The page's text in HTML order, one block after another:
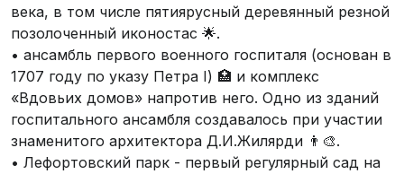
века, в том числе пятиярусный деревянный резной
позолоченный иконостас 🌟.
• ансамбль первого военного госпиталя (основан в
1707 году по указу Петра I) 🏥 и комплекс
«Вдовьих домов» напротив него. Одно из зданий
госпитального ансамбля создавалось при участии
знаменитого архитектора Д.И.Жилярди 👨‍🎨.
• Лефортовский парк - первый регулярный сад на